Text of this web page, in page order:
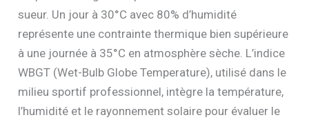
sueur. Un jour à 30°C avec 80% d’humidité
représente une contrainte thermique bien supérieure
à une journée à 35°C en atmosphère sèche. L’indice
WBGT (Wet-Bulb Globe Temperature), utilisé dans le
milieu sportif professionnel, intègre la température,
l’humidité et le rayonnement solaire pour évaluer le